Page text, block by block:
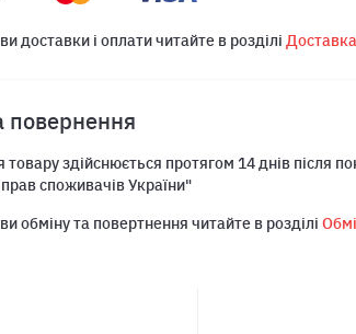
доставки і оплати читайте в розділі
повернення
здійснюється протягом 14 днів після
споживачів України"
обміну та повертнення читайте в розділі